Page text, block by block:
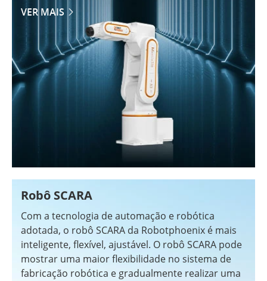
VER MAIS

Robô SCARA
Com a tecnologia de automação e robótica
adotada, o robô SCARA da Robotphoenix é mais
inteligente, flexível, ajustável. O robô SCARA pode
mostrar uma maior flexibilidade no sistema de
fabricação robótica e gradualmente realizar uma